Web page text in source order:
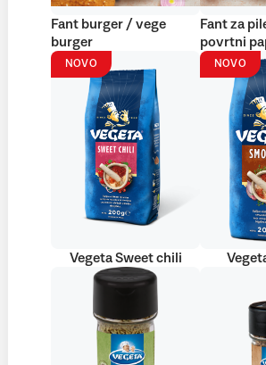
Fant burger / vege
burger
Fant za
povrtni
NOVO
Vegeta Sweet chili
NOVO